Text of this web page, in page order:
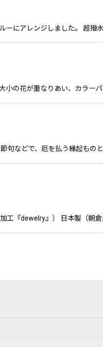
にアレンジしました。 超撥
の花が重なりあい、カラ
などで、厄を払う縁起もの
『dewelry』） 日本製（朝倉